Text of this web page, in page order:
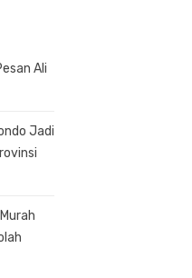
Ali
Jadi